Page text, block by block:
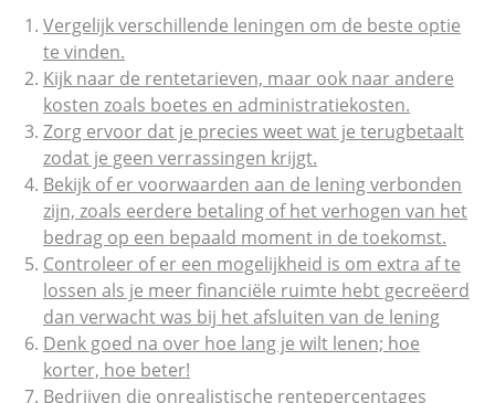
Vergelijk verschillende leningen om de beste optie
te vinden.
Kijk naar de rentetarieven, maar ook naar andere
kosten zoals boetes en administratiekosten.
Zorg ervoor dat je precies weet wat je terugbetaalt
zodat je geen verrassingen krijgt.
Bekijk of er voorwaarden aan de lening verbonden
zijn, zoals eerdere betaling of het verhogen van het
bedrag op een bepaald moment in de toekomst.
Controleer of er een mogelijkheid is om extra af te
lossen als je meer financiële ruimte hebt gecreëerd
dan verwacht was bij het afsluiten van de lening
Denk goed na over hoe lang je wilt lenen; hoe
korter, hoe beter!
Bedrijven die onrealistische rentepercentages